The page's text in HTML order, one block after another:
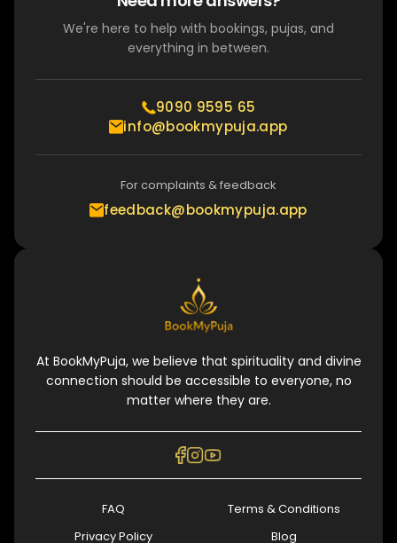
We're here to help with bookings, pujas, and
everything in between.
9090 9595 65
info@bookmypuja.app
For complaints & feedback
feedback@bookmypuja.app
At BookMyPuja, we believe that spirituality and divine
connection should be accessible to everyone, no
matter where they are.
FAQ
Terms & Conditions
Privacy Policy
Blog